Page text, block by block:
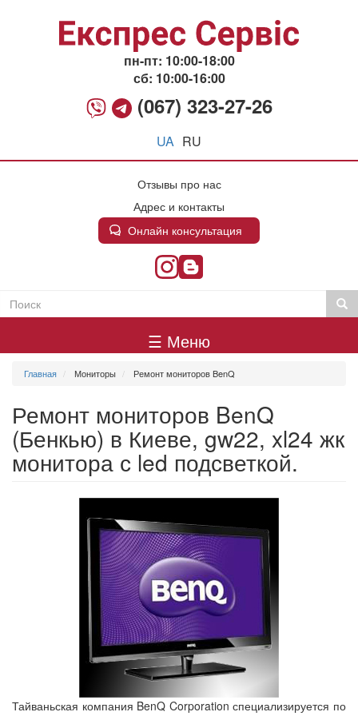
пн-пт: 10:00-18:00
сб: 10:00-16:00
(067) 323-27-26
UA RU
Отзывы про нас
Адрес и контакты
Онлайн консультация
Пошукова
Поиск
меню
☰ Меню
Главная Мониторы Ремонт мониторов BenQ
Ремонт мониторов BenQ
(Бенкью) в Киеве, gw22, xl24 жк
монитора с led подсветкой.
Тайваньская компания BenQ Corporation специализируется по